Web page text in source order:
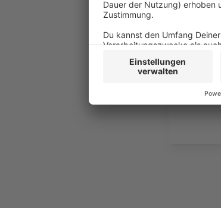
und
Anzeige
Anzeige